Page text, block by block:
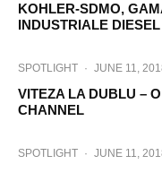
KOHLER-SDMO,
INDUSTRIALE DIESEL
SPOTLIGHT · JUNE 11,
VITEZA LA DUBLU –
CHANNEL
SPOTLIGHT · JUNE 11,